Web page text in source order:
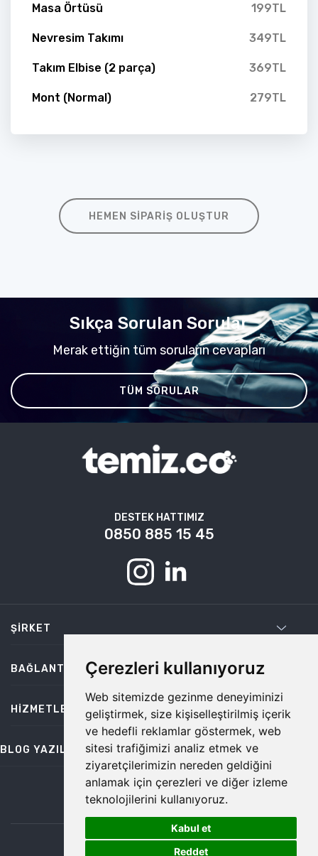
Çerezleri kullanıyoruz
Web sitemizde gezinme deneyiminizi
geliştirmek, size kişiselleştirilmiş içerik
ve hedefli reklamlar göstermek, web
sitesi trafiğimizi analiz etmek ve
ziyaretçilerimizin nereden geldiğini
anlamak için çerezleri ve diğer izleme
teknolojilerini kullanıyoruz.
Kabul et
Reddet
Masa Örtüsü 199TL
Nevresim Takımı 349TL
Takım Elbise (2 parça) 369TL
Mont (Normal) 279TL
HEMEN SIPARIŞ OLUŞTUR
Sıkça Sorulan Sorular
Merak ettiğin tüm soruların cevapları
TÜM SORULAR
DESTEK HATTIMIZ
0850 885 15 45
ŞIRKET
BAĞLANTILAR
HIZMETLER
BLOG YAZILARI
bilgi@temiz.co
©2026 Temiz, Her Hakkı Saklıdır.